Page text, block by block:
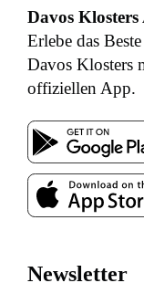
Davos Klosters
Erlebe das
Davos Klosters
offiziellen App.
Newsletter